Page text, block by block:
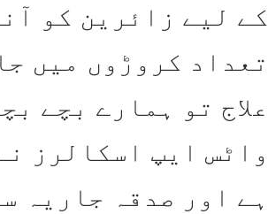
کے لیے زائرین کو
تعداد کروڑوں میں
علاج تو ہمارے بچے
واٹس ایپ اسکالرز
ہے اور صدقہ جاریہ